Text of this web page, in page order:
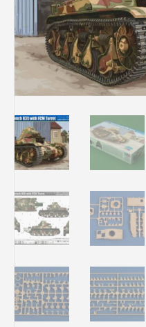
Mon panier0
0,00€
Connexion / Inscription
Véhicules
Avions
Trains
Figurines
Peintures
Puzzles
Carte cadeau
Maquette par marque